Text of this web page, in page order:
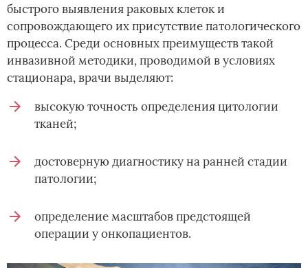
быстрого выявления раковых клеток и
сопровождающего их присутствие патологического
процесса. Среди основных преимуществ такой
инвазивной методики, проводимой в условиях
стационара, врачи выделяют:
высокую точность определения цитологии
тканей;
достоверную диагностику на ранней стадии
патологии;
определение масштабов предстоящей
операции у онкопациентов.